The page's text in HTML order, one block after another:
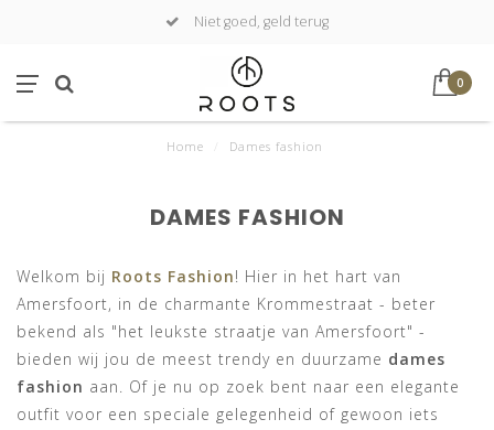
Niet goed, geld terug
0
Home Dames fashion
DAMES FASHION
Welkom bij Roots Fashion! Hier in het hart van
Amersfoort, in de charmante Krommestraat - beter
bekend als "het leukste straatje van Amersfoort" -
bieden wij jou de meest trendy en duurzame dames
fashion aan. Of je nu op zoek bent naar een elegante
outfit voor een speciale gelegenheid of gewoon iets